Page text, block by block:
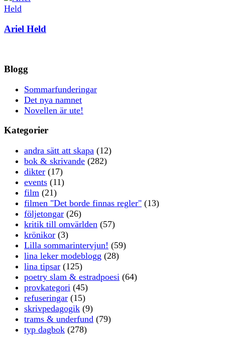
Ariel Held
Blogg
Sommarfunderingar
Det nya namnet
Novellen är ute!
Kategorier
andra sätt att skapa (12)
bok & skrivande (282)
dikter (17)
events (11)
film (21)
filmen "Det borde finnas regler" (13)
följetongar (26)
kritik till omvärlden (57)
krönikor (3)
Lilla sommarintervjun! (59)
lina leker modeblogg (28)
lina tipsar (125)
poetry slam & estradpoesi (64)
provkategori (45)
refuseringar (15)
skrivpedagogik (9)
trams & underfund (79)
typ dagbok (278)